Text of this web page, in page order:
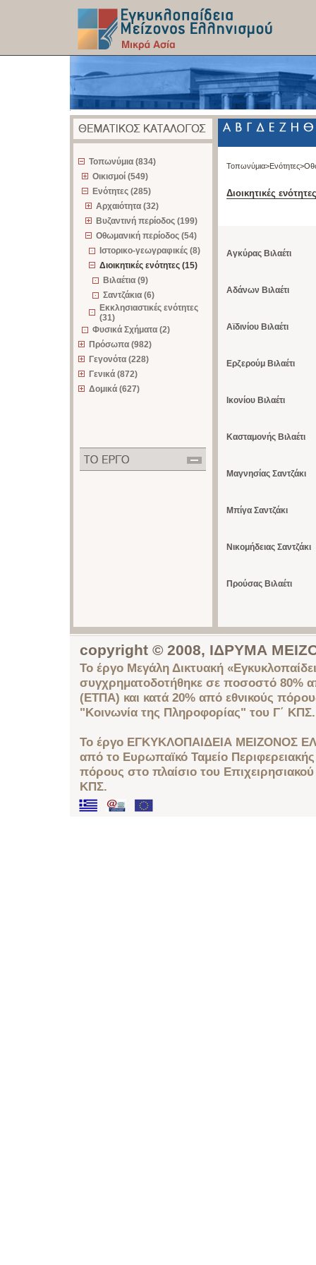
Τοπωνύμια (834)
Οικισμοί (549)
Ενότητες (285)
Αρχαιότητα (32)
Βυζαντινή περίοδος (199)
Οθωμανική περίοδος (54)
Ιστορικο-γεωγραφικές (8)
Διοικητικές ενότητες (15)
Βιλαέτια (9)
Σαντζάκια (6)
Εκκλησιαστικές ενότητες
(31)
Φυσικά Σχήματα (2)
Πρόσωπα (982)
Γεγονότα (228)
Γενικά (872)
Δομικά (627)
Τοπωνύμια>Ενότητες>
Διοικητικές ενότητες
Αγκύρας Βιλαέτι
Αδάνων Βιλαέτι
Αϊδινίου Βιλαέτι
Ερζερούμ Βιλαέτι
Ικονίου Βιλαέτι
Κασταμονής Βιλαέτι
Μαγνησίας Σαντζάκι
Μπίγα Σαντζάκι
Νικομήδειας Σαντζάκι
Προύσας Βιλαέτι
copyright © 2008, ΙΔΡΥΜΑ
Το έργο Μεγάλη Δικτυακή
συγχρηματοδοτήθηκε σε ποσοστό 80%
(ΕΤΠΑ) και κατά 20% από εθνικούς
"Κοινωνία της Πληροφορίας" του Γ΄ ΚΠΣ.
Το έργο ΕΓΚΥΚΛΟΠΑΙΔΕΙΑ ΜΕΙΖΟΝΟΣ
από το Ευρωπαϊκό Ταμείο
πόρους στο πλαίσιο του
ΚΠΣ.